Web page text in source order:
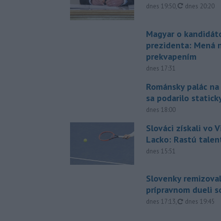
dnes 19:50, aktualizované
dnes 20:20
Magyar o
prezidenta: Mená
prekvapením
dnes 17:31
Románsky palác
sa podarilo
dnes 18:00
Slováci získali vo
Lacko: Rastú
dnes 15:51
Slovenky
prípravnom dueli
dnes 17:13, aktualizované
dnes 19:45